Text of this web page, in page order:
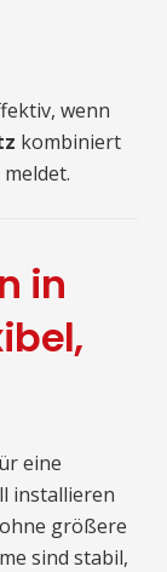
wenn
kombiniert
in
eine
installieren
größere
sind stabil,